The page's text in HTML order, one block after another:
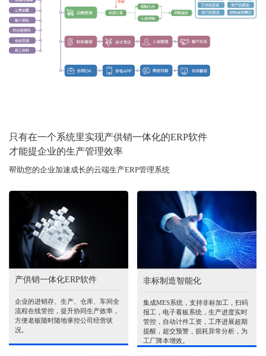
只有在一个系统里实现产供销一体化的ERP软件
才能提企业的生产管理效率
帮助您的企业加速成长的云端生产ERP管理系统
产供销一体化ERP软件
企业的进销存、生产、仓库、车间全
流程在线管控，提升协同生产效率，
方便老板随时随地掌控公司经营状
况。
非标制造智能化
集成MES系统，支持非标加工，扫码
报工，电子看板系统，生产进度实时
管控，自动计件工资，工序进展超期
提醒，超交预警，损耗异常分析，为
工厂降本增效。